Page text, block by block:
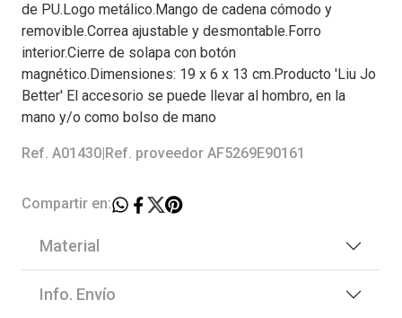
de PU.Logo metálico.Mango de cadena cómodo y
removible.Correa ajustable y desmontable.Forro
interior.Cierre de solapa con botón
magnético.Dimensiones: 19 x 6 x 13 cm.Producto 'Liu Jo
Better' El accesorio se puede llevar al hombro, en la
mano y/o como bolso de mano
Ref. A01430 Ref. proveedor AF5269E90161
Compartir en:
Material
Info. Envío